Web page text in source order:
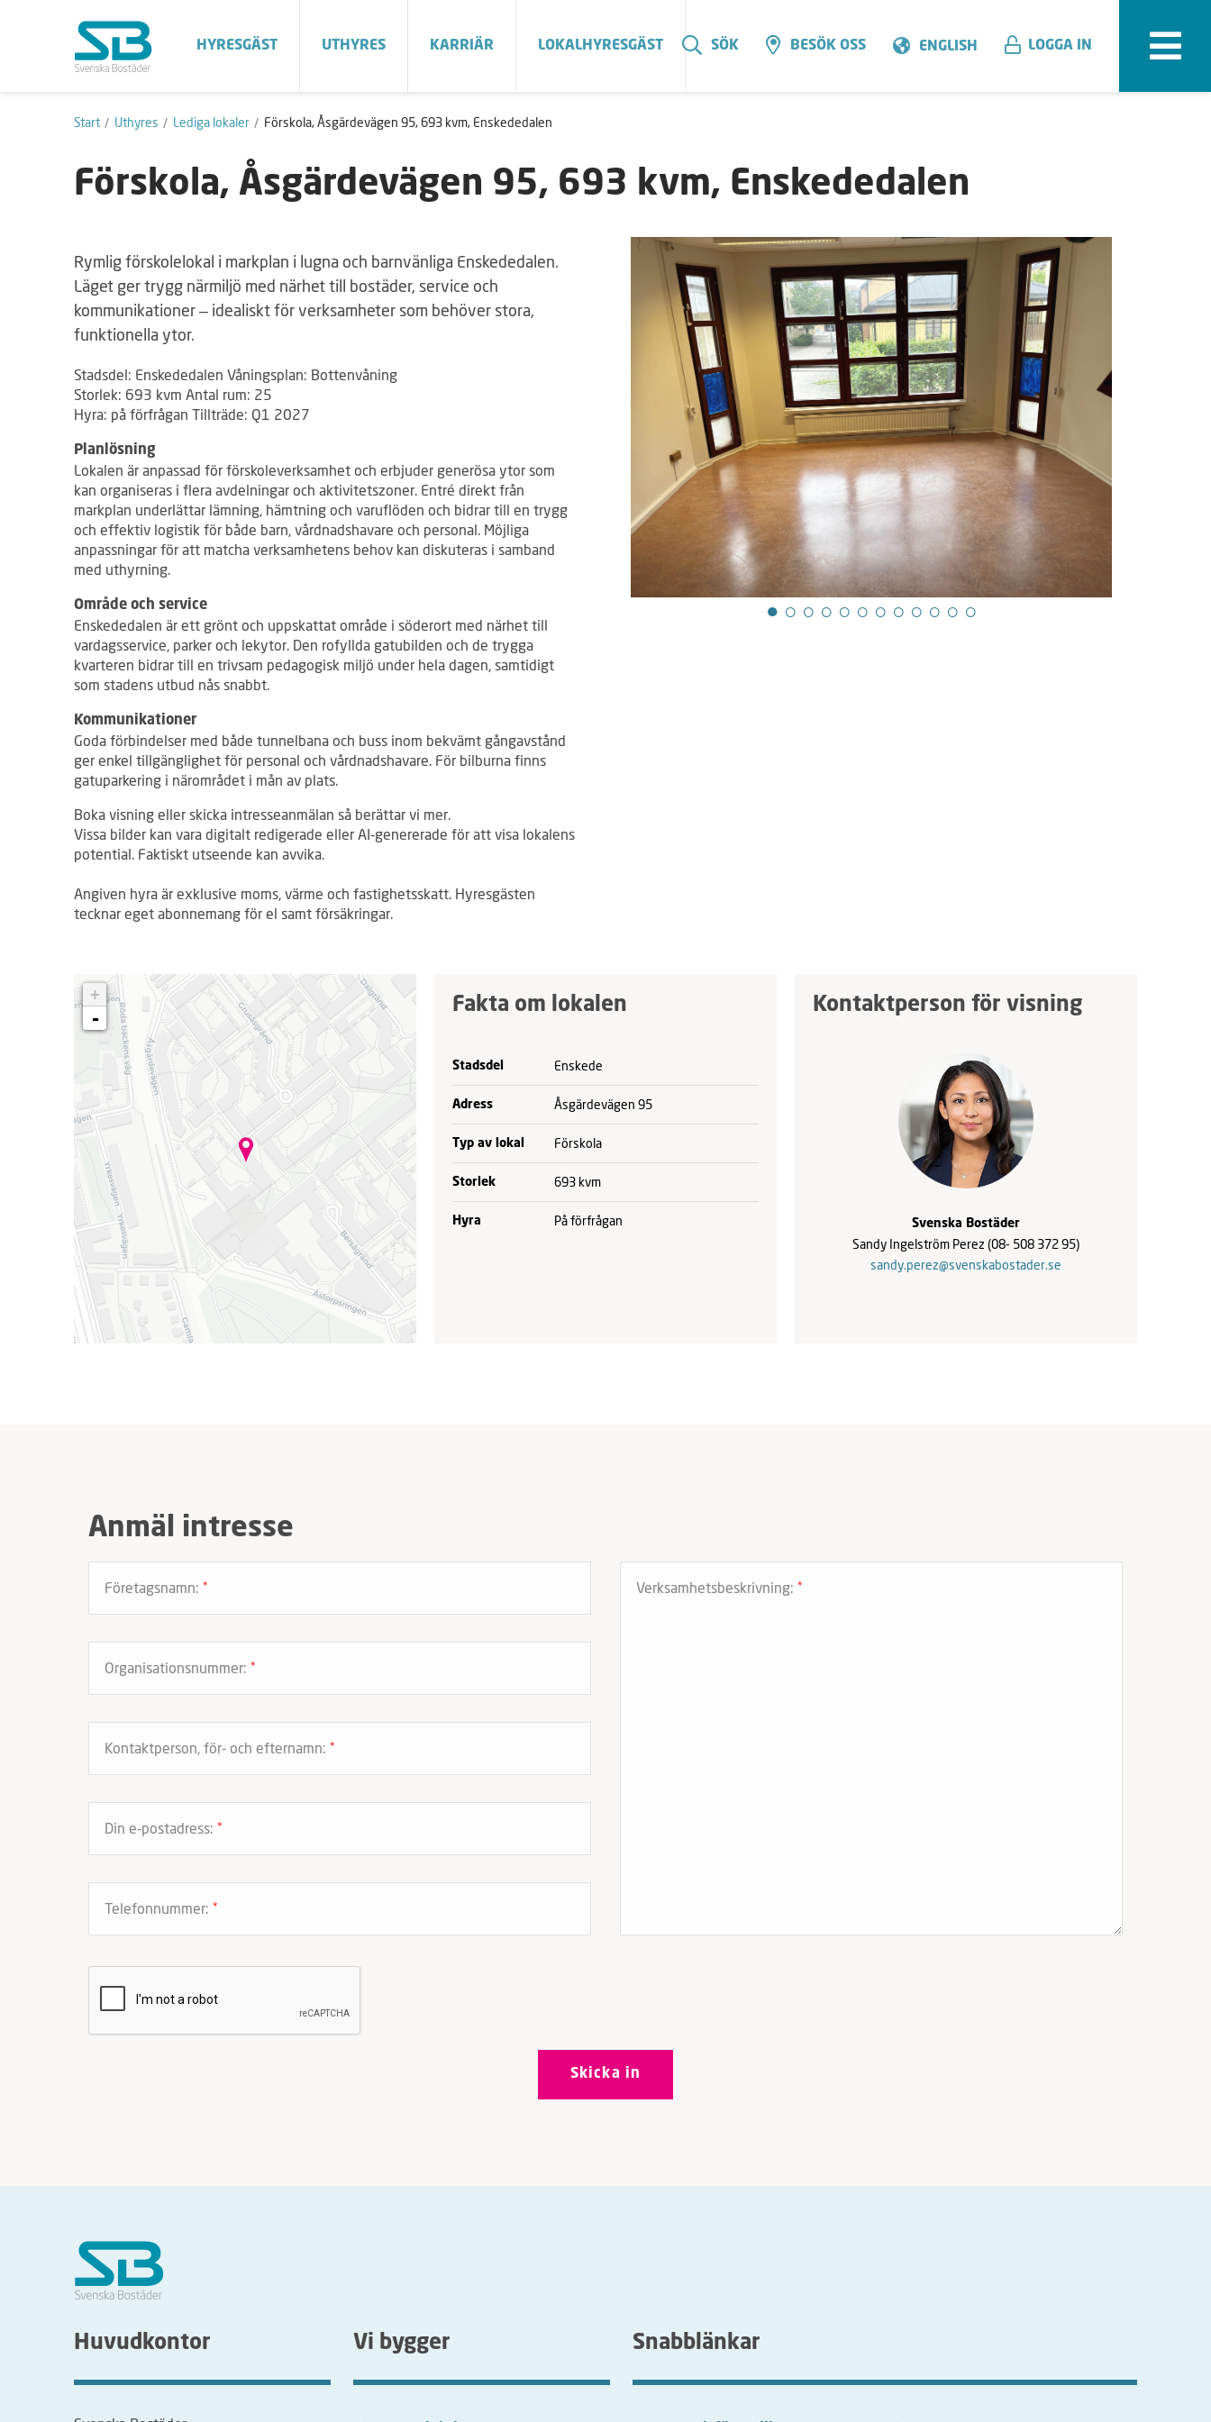
HYRESGÄST UTHYRES KARRIÄR LOKALHYRESGÄST SÖK BESÖK OSS ENGLISH LOGGA IN
Start Uthyres Lediga lokaler Förskola, Åsgärdevägen 95, 693 kvm, Enskededalen
Förskola, Åsgärdevägen 95, 693 kvm, Enskededalen
Rymlig förskolelokal i markplan i lugna och barnvänliga Enskededalen.
Läget ger trygg närmiljö med närhet till bostäder, service och
kommunikationer – idealiskt för verksamheter som behöver stora,
funktionella ytor.
Stadsdel: Enskededalen Våningsplan: Bottenvåning
Storlek: 693 kvm Antal rum: 25
Hyra: på förfrågan Tillträde: Q1 2027
Planlösning
Lokalen är anpassad för förskoleverksamhet och erbjuder generösa ytor som
kan organiseras i flera avdelningar och aktivitetszoner. Entré direkt från
markplan underlättar lämning, hämtning och varuflöden och bidrar till en trygg
och effektiv logistik för både barn, vårdnadshavare och personal. Möjliga
anpassningar för att matcha verksamhetens behov kan diskuteras i samband
med uthyrning.
Område och service
Enskededalen är ett grönt och uppskattat område i söderort med närhet till
vardagsservice, parker och lekytor. Den rofyllda gatubilden och de trygga
kvarteren bidrar till en trivsam pedagogisk miljö under hela dagen, samtidigt
som stadens utbud nås snabbt.
Kommunikationer
Goda förbindelser med både tunnelbana och buss inom bekvämt gångavstånd
ger enkel tillgänglighet för personal och vårdnadshavare. För bilburna finns
gatuparkering i närområdet i mån av plats.
Boka visning eller skicka intresseanmälan så berättar vi mer.
Vissa bilder kan vara digitalt redigerade eller AI‑genererade för att visa lokalens
potential. Faktiskt utseende kan avvika.
Angiven hyra är exklusive moms, värme och fastighetsskatt. Hyresgästen
tecknar eget abonnemang för el samt försäkringar.
L
a
d
d
r
.
+
-
Fakta om lokalen
Stadsdel Enskede
Adress Åsgärdevägen 95
Typ av lokal Förskola
Storlek 693 kvm
Hyra På förfrågan
Kontaktperson för visning
Svenska Bostäder
Sandy Ingelström Perez (08- 508 372 95)
sandy.perez@svenskabostader.se
Anmäl intresse
Företagsnamn: *
Organisationsnummer: *
Kontaktperson, för- och efternamn: *
Din e-postadress: *
Telefonnummer: *
Verksamhetsbeskrivning: *
Huvudkontor Vi bygger Snabblänkar